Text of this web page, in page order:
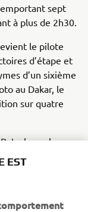
sept
à plus de 2h30.
le pilote
d’étape et
d’un sixième
au Dakar, le
sur quatre
trois
en 2004. À ce
2019, la Coupe
victoire sur
EST